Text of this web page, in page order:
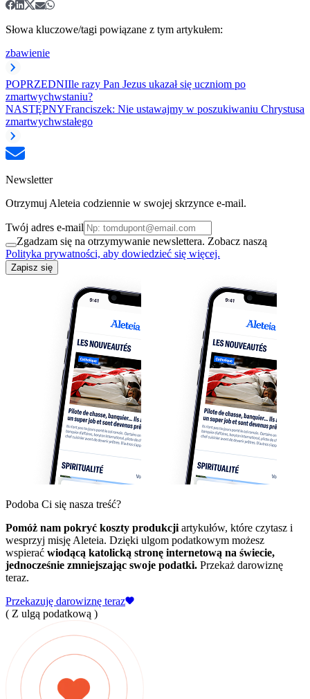
Słowa kluczowe/tagi powiązane z tym artykułem:
zbawienie
POPRZEDNIIle razy Pan Jezus ukazał się uczniom po
zmartwychwstaniu?
NASTĘPNYFranciszek: Nie ustawajmy w poszukiwaniu Chrystusa
zmartwychwstałego
Newsletter
Otrzymuj Aleteia codziennie w swojej skrzynce e-mail.
Twój adres e-mail
Zgadzam się na otrzymywanie newslettera. Zobacz naszą
Polityka prywatności, aby dowiedzieć się więcej.
Zapisz się
Podoba Ci się nasza treść?
Pomóż nam pokryć koszty produkcji artykułów, które czytasz i
wesprzyj misję Aleteia. Dzięki ulgom podatkowym możesz
wspierać wiodącą katolicką stronę internetową na świecie,
jednocześnie zmniejszając swoje podatki. Przekaż darowiznę
teraz.
Przekazuję darowiznę teraz
( Z ulgą podatkową )